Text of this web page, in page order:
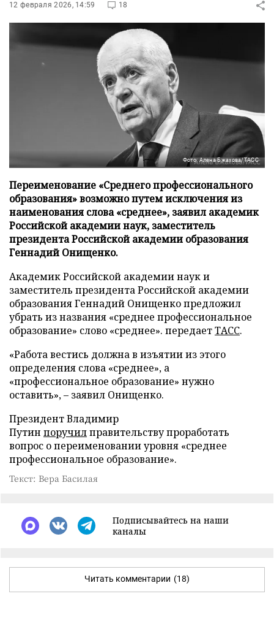
12 февраля 2026, 14:59 18
Фото: Алена Бжахова/ТАСС
Переименование «Среднего профессионального
образования» возможно путем исключения из
наименования слова «среднее», заявил академик
Российской академии наук, заместитель
президента Российской академии образования
Геннадий Онищенко.
Академик Российской академии наук и
заместитель президента Российской академии
образования Геннадий Онищенко предложил
убрать из названия «среднее профессиональное
образование» слово «среднее». передаетТАСС.
«Работа вестись должна в изъятии из этого
определения слова «среднее», а
«профессиональное образование» нужно
оставить», – заявил Онищенко.
Президент Владимир
Путин поручилправительству проработать
вопрос о переименовании уровня «среднее
профессиональное образование».
Текст: Вера Басилая
Подписывайтесь на наши
каналы
Читать комментарии (18)